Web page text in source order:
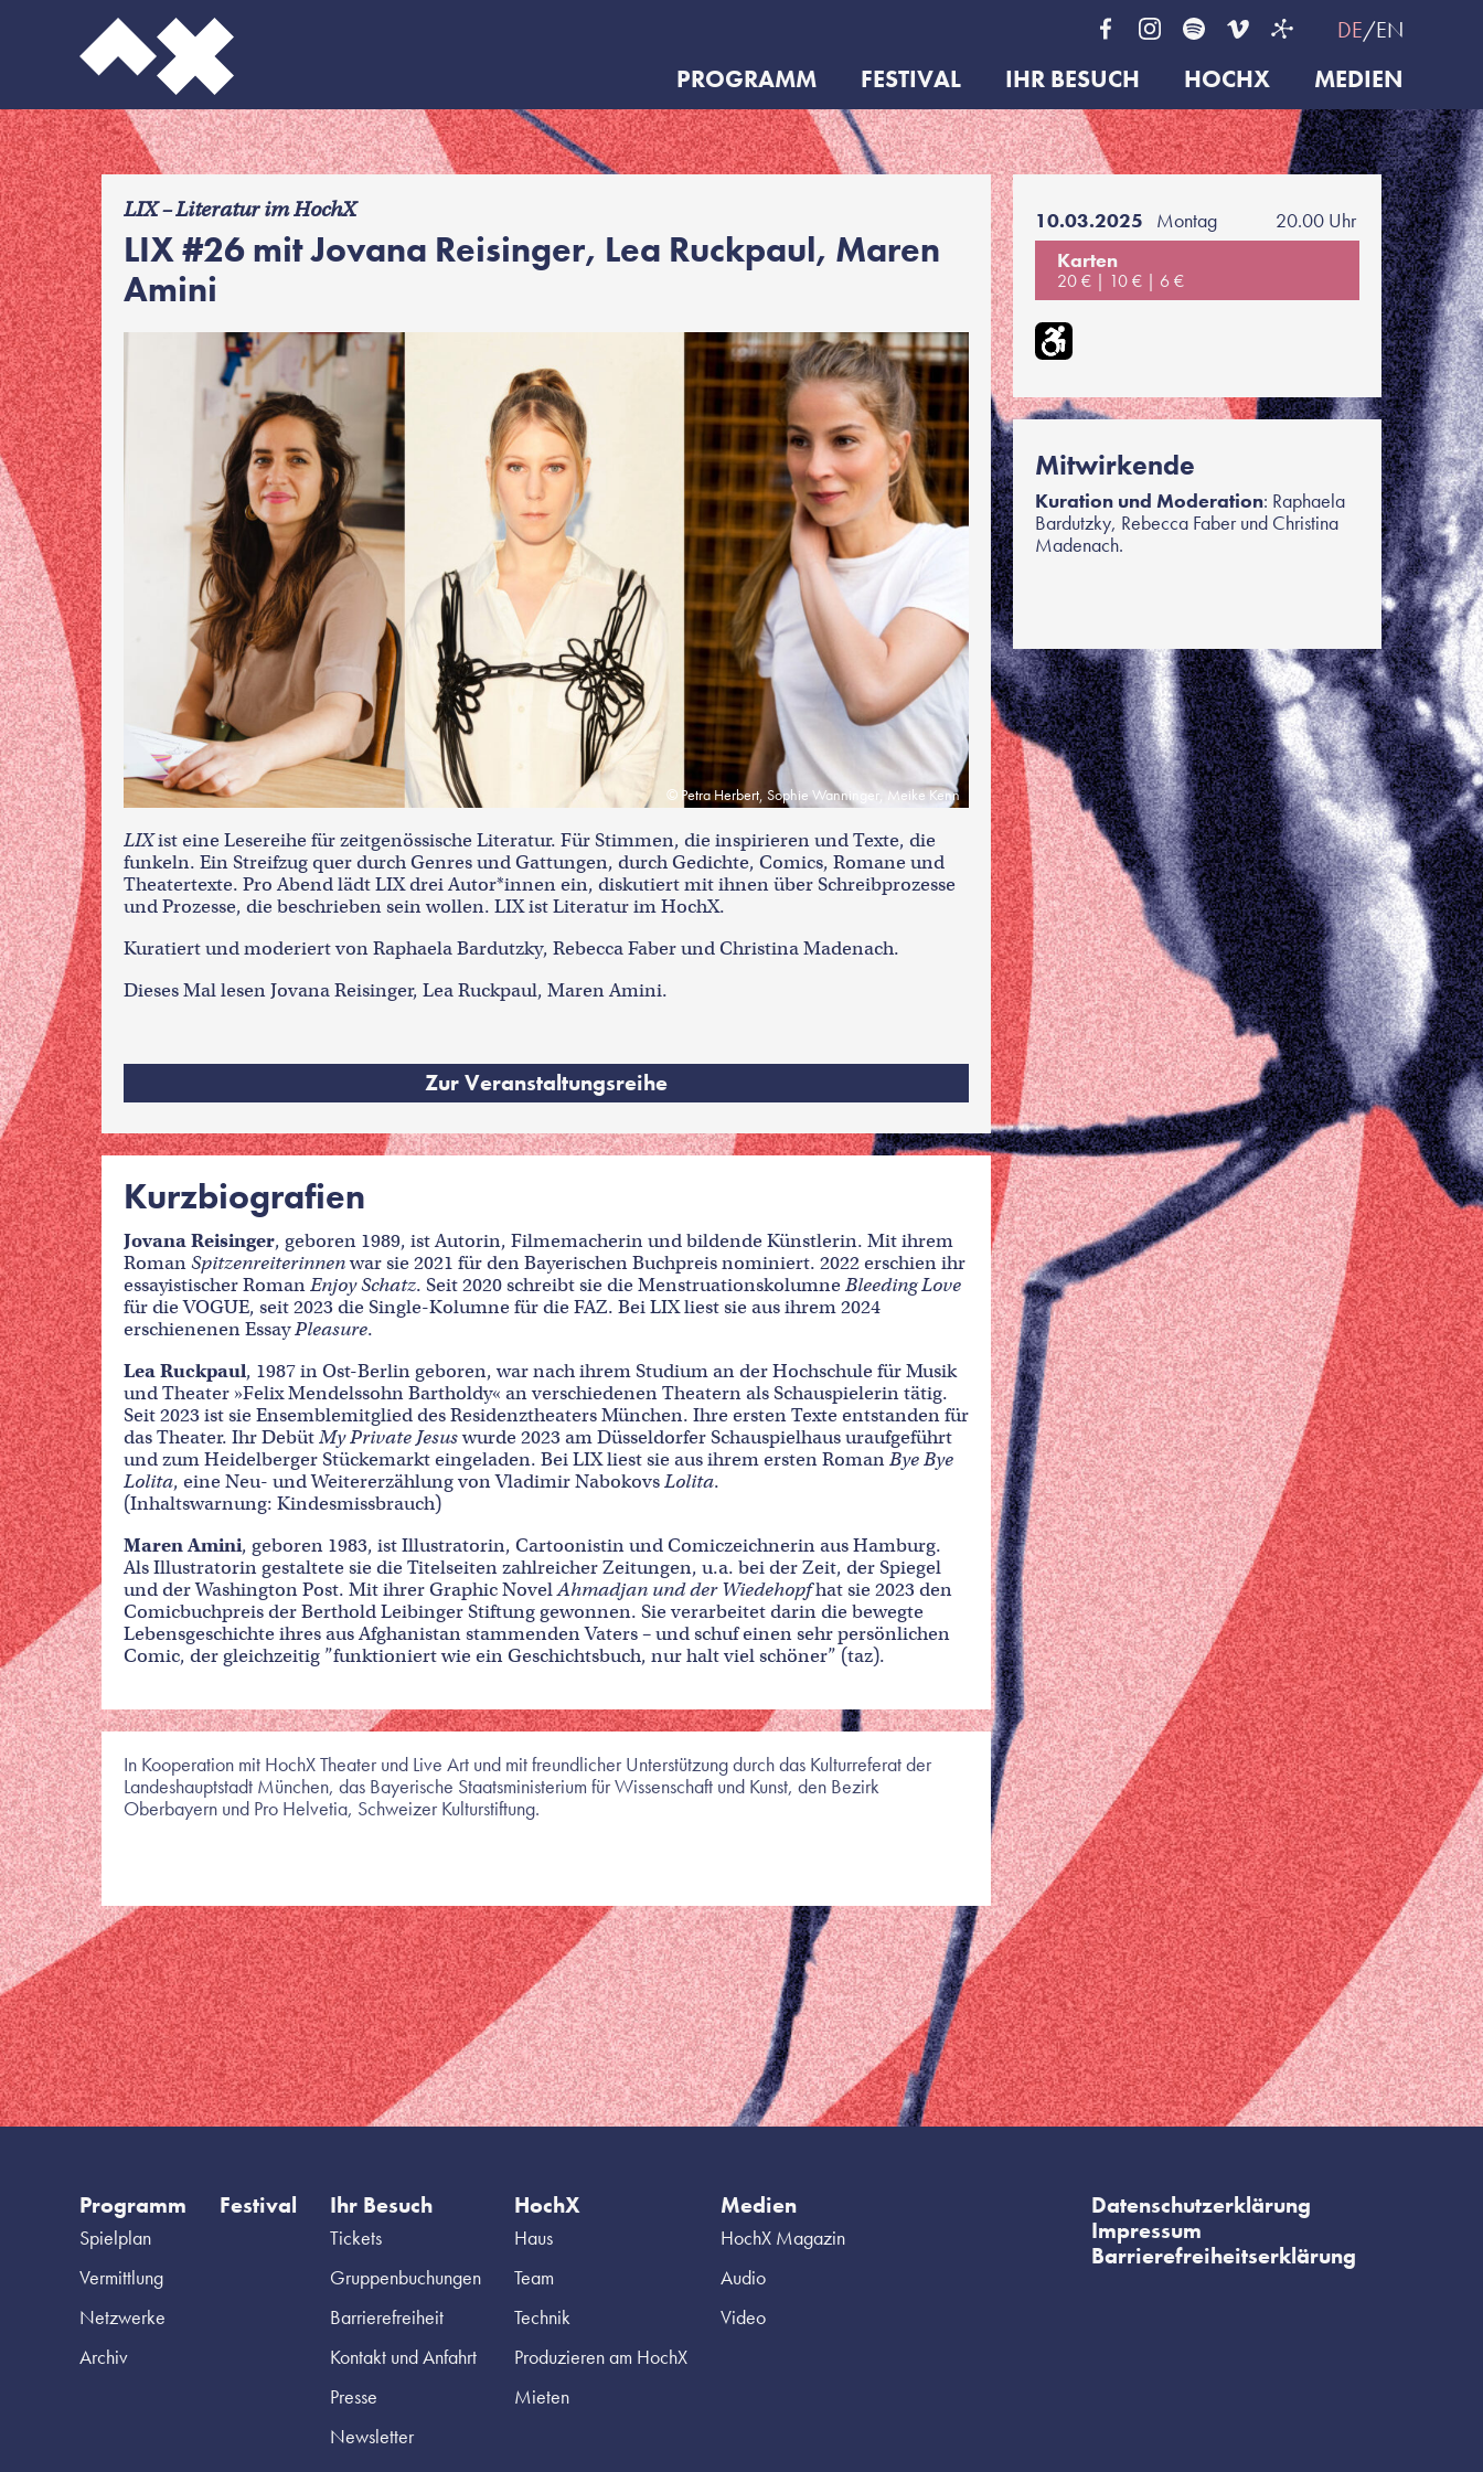
DE EN
PROGRAMM FESTIVAL IHR BESUCH HOCHX MEDIEN
f
LIX – Literatur im HochX
LIX #26 mit Jovana Reisinger, Lea Ruckpaul, Maren
Amini
Petra Herbert, Sophie Wanninger, Meike Kenn
LIXist eine Lesereihe für zeitgenössische Literatur. Für Stimmen, die inspirieren und Texte, die
funkeln. Ein Streifzug quer durch Genres und Gattungen, durch Gedichte, Comics, Romane und
Theatertexte. Pro Abend lädt LIX drei Autor*innen ein, diskutiert mit ihnen über Schreibprozesse
und Prozesse, die beschrieben sein wollen. LIX ist Literatur im HochX.
Kuratiert und moderiert von Raphaela Bardutzky, Rebecca Faber und Christina Madenach.
Dieses Mal lesen Jovana Reisinger, Lea Ruckpaul, Maren Amini.
Zur Veranstaltungsreihe
Kurzbiografien
Jovana Reisinger, geboren 1989, ist Autorin, Filmemacherin und bildende Künstlerin. Mit ihrem
RomanSpitzenreiterinnenwar sie 2021 für den Bayerischen Buchpreis nominiert. 2022 erschien ihr
essayistischer RomanEnjoy Schatz. Seit 2020 schreibt sie die MenstruationskolumneBleeding Love
für die VOGUE, seit 2023 die Single-Kolumne für die FAZ. Bei LIX liest sie aus ihrem 2024
erschienenen EssayPleasure.
Lea Ruckpaul, 1987 in Ost-Berlin geboren, war nach ihrem Studium an der Hochschule für Musik
und Theater »Felix Mendelssohn Bartholdy« an verschiedenen Theatern als Schauspielerin tätig.
Seit 2023 ist sie Ensemblemitglied des Residenztheaters München. Ihre ersten Texte entstanden für
das Theater. Ihr DebütMy Private Jesuswurde 2023 am Düsseldorfer Schauspielhaus uraufgeführt
und zum Heidelberger Stückemarkt eingeladen. Bei LIX liest sie aus ihrem ersten RomanBye Bye
Lolita, eine Neu- und Weitererzählung von Vladimir NabokovsLolita.
(Inhaltswarnung: Kindesmissbrauch)
Maren Amini, geboren 1983, ist Illustratorin, Cartoonistin und Comiczeichnerin aus Hamburg.
Als Illustratorin gestaltete sie die Titelseiten zahlreicher Zeitungen, u.a. bei der Zeit, der Spiegel
und der Washington Post. Mit ihrer Graphic NovelAhmadjan und der Wiedehopfhat sie 2023 den
Comicbuchpreis der Berthold Leibinger Stiftung gewonnen. Sie verarbeitet darin die bewegte
Lebensgeschichte ihres aus Afghanistan stammenden Vaters – und schuf einen sehr persönlichen
Comic, der gleichzeitig ”funktioniert wie ein Geschichtsbuch, nur halt viel schöner” (taz).
In Kooperation mit HochX Theater und Live Art und mit freundlicher Unterstützung durch das Kulturreferat der
Landeshauptstadt München, das Bayerische Staatsministerium für Wissenschaft und Kunst, den Bezirk
Oberbayern und Pro Helvetia, Schweizer Kulturstiftung.
10.03.2025 Montag
20.00 Uhr
Karten
20 € 10 € 6 €
Mitwirkende
Kuration und Moderation: Raphaela
Bardutzky, Rebecca Faber und Christina
Madenach.
Programm
Spielplan
Vermittlung
Netzwerke
Archiv
Festival Ihr Besuch
Tickets
Gruppenbuchungen
Barrierefreiheit
Kontakt und Anfahrt
Presse
Newsletter
HochX
Haus
Team
Technik
Produzieren am HochX
Mieten
Medien
HochX Magazin
Audio
Video
Datenschutzerklärung
Impressum
Barrierefreiheitserklärung